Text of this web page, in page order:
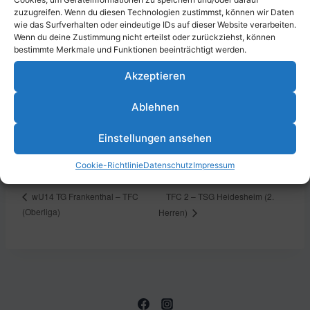
zuzugreifen. Wenn du diesen Technologien zustimmst, können wir Daten
wie das Surfverhalten oder eindeutige IDs auf dieser Website verarbeiten.
Wenn du deine Zustimmung nicht erteilst oder zurückziehst, können
bestimmte Merkmale und Funktionen beeinträchtigt werden.
Akzeptieren
Ablehnen
Einstellungen ansehen
Cookie-RichtlinieDatenschutzImpressum
Zum Kalender hinzufügen
12:30 - 14:30
VERANSTALTUNGSORT
Turn- und Fecht-Club 1861
e.V. Ludwigshafen,
Parkstraße 43, 67061
Ludwigshafen am Rhein,
Deutschland
wU14 TG Frankenthal – TFC
(Oberliga)
TFC 2 – TSG Heidesheim (2.
Herren)